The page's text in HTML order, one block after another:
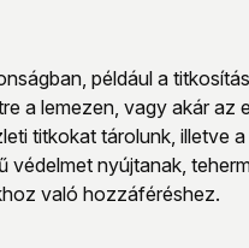
például a
a lemezen, vagy akár az
titkokat tárolunk, illetve
védelmet nyújtanak,
való hozzáféréshez.